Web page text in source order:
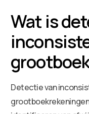
Wat is
Detectie van